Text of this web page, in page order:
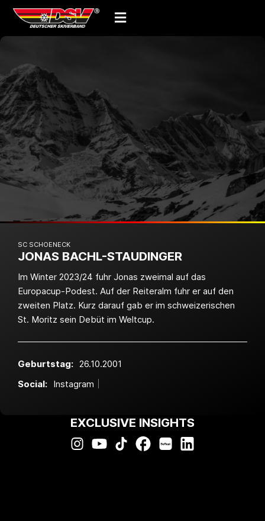
SC SCHOENECK
JONAS BACHL-STAUDINGER
Im Winter 2023/24 fuhr Jonas zweimal auf das
Europacup-Podest. Auf der Reiteralm fuhr er auf den
zweiten Platz. Kurz darauf gab er im schweizerischen
St. Moritz sein Debüt im Weltcup.
Geburtstag: 26.10.2001
Social: Instagram
EXCLUSIVE INSIGHTS